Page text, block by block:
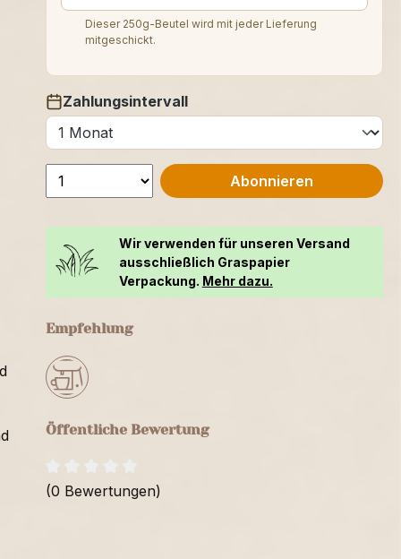
Dieser 250g-Beutel wird mit jeder Lieferung
mitgeschickt.
Zahlungsintervall
auswählen
Abonnieren
Wir verwenden für unseren Versand
ausschließlich Graspapier
Verpackung. Mehr dazu.
Empfehlung
Öffentliche Bewertung
(0 Bewertungen)